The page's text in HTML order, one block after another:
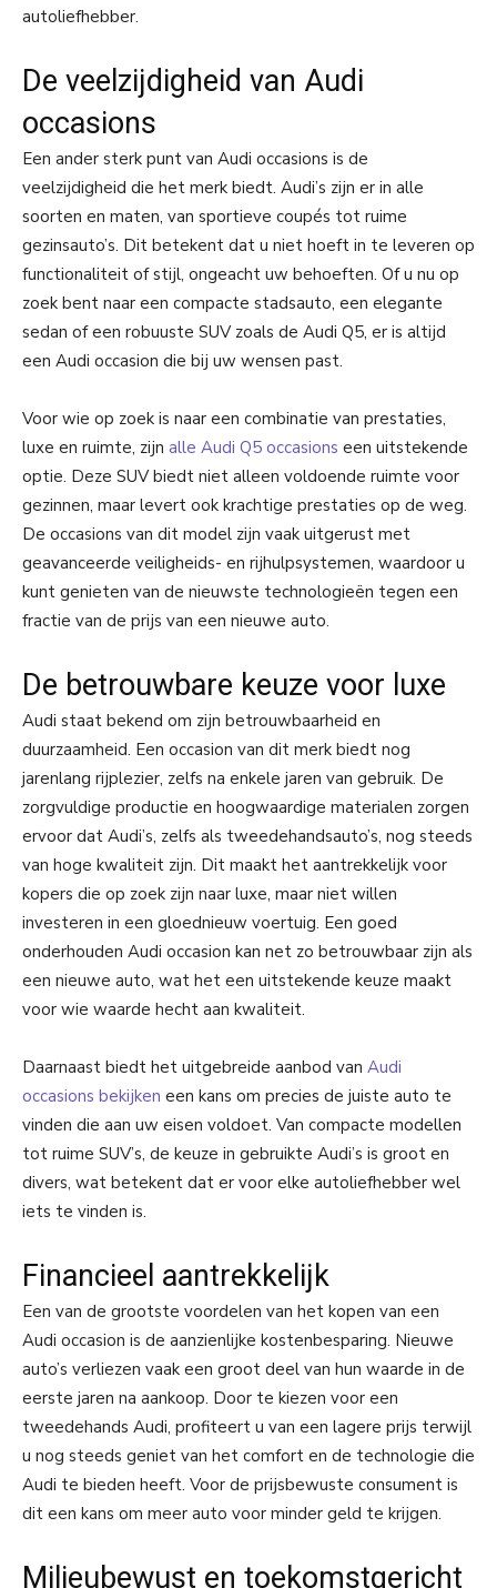
autoliefhebber.
De veelzijdigheid van Audi
occasions
Een ander sterk punt van Audi occasions is de
veelzijdigheid die het merk biedt. Audi’s zijn er in alle
soorten en maten, van sportieve coupés tot ruime
gezinsauto’s. Dit betekent dat u niet hoeft in te leveren op
functionaliteit of stijl, ongeacht uw behoeften. Of u nu op
zoek bent naar een compacte stadsauto, een elegante
sedan of een robuuste SUV zoals de Audi Q5, er is altijd
een Audi occasion die bij uw wensen past.
Voor wie op zoek is naar een combinatie van prestaties,
luxe en ruimte, zijn alle Audi Q5 occasions een uitstekende
optie. Deze SUV biedt niet alleen voldoende ruimte voor
gezinnen, maar levert ook krachtige prestaties op de weg.
De occasions van dit model zijn vaak uitgerust met
geavanceerde veiligheids- en rijhulpsystemen, waardoor u
kunt genieten van de nieuwste technologieën tegen een
fractie van de prijs van een nieuwe auto.
De betrouwbare keuze voor luxe
Audi staat bekend om zijn betrouwbaarheid en
duurzaamheid. Een occasion van dit merk biedt nog
jarenlang rijplezier, zelfs na enkele jaren van gebruik. De
zorgvuldige productie en hoogwaardige materialen zorgen
ervoor dat Audi’s, zelfs als tweedehandsauto’s, nog steeds
van hoge kwaliteit zijn. Dit maakt het aantrekkelijk voor
kopers die op zoek zijn naar luxe, maar niet willen
investeren in een gloednieuw voertuig. Een goed
onderhouden Audi occasion kan net zo betrouwbaar zijn als
een nieuwe auto, wat het een uitstekende keuze maakt
voor wie waarde hecht aan kwaliteit.
Daarnaast biedt het uitgebreide aanbod van Audi
occasions bekijken een kans om precies de juiste auto te
vinden die aan uw eisen voldoet. Van compacte modellen
tot ruime SUV’s, de keuze in gebruikte Audi’s is groot en
divers, wat betekent dat er voor elke autoliefhebber wel
iets te vinden is.
Financieel aantrekkelijk
Een van de grootste voordelen van het kopen van een
Audi occasion is de aanzienlijke kostenbesparing. Nieuwe
auto’s verliezen vaak een groot deel van hun waarde in de
eerste jaren na aankoop. Door te kiezen voor een
tweedehands Audi, profiteert u van een lagere prijs terwijl
u nog steeds geniet van het comfort en de technologie die
Audi te bieden heeft. Voor de prijsbewuste consument is
dit een kans om meer auto voor minder geld te krijgen.
Milieubewust en toekomstgericht